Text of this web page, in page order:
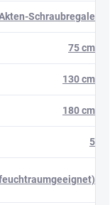
Schraubregale
75 cm
130 cm
180 cm
5